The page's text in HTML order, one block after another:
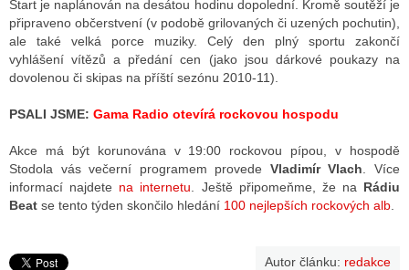
INTERNET
STRÁNKY TV
Start je naplánován na desátou hodinu dopolední. Kromě soutěží je
připraveno občerstvení (v podobě grilovaných či uzených pochutin),
ale také velká porce muziky. Celý den plný sportu zakončí
vyhlášení vítězů a předání cen (jako jsou dárkové poukazy na
dovolenou či skipas na příští sezónu 2010-11).
PSALI JSME: Gama Radio otevírá rockovou hospodu
Akce má být korunována v 19:00 rockovou pípou, v hospodě
Stodola vás večerní programem provede Vladimír Vlach . Více
informací najdete na internetu . Ještě připomeňme, že na Rádiu
Beat se tento týden skončilo hledání 100 nejlepších rockových alb
Autor článku: redakce